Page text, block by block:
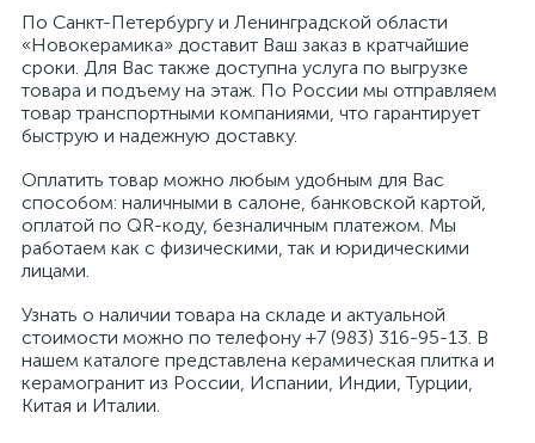
По Санкт-Петербургу и Ленинградской области
«Новокерамика» доставит Ваш заказ в кратчайшие
сроки. Для Вас также доступна услуга по выгрузке
товара и подъему на этаж. По России мы отправляем
товар транспортными компаниями, что гарантирует
быструю и надежную доставку.
Оплатить товар можно любым удобным для Вас
способом: наличными в салоне, банковской картой,
оплатой по QR-коду, безналичным платежом. Мы
работаем как с физическими, так и юридическими
лицами.
Узнать о наличии товара на складе и актуальной
стоимости можно по телефону +7 (983) 316-95-13. В
нашем каталоге представлена керамическая плитка и
керамогранит из России, Испании, Индии, Турции,
Китая и Италии.